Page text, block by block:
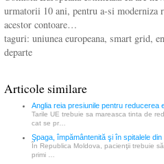
urmatorii 10 ani, pentru a-si moderniza
acestor contoare…
taguri: uniunea europeana, smart grid,
departe
Articole similare
Anglia reia presiunile pentru reducerea
Tarile UE trebuie sa mareasca tinta de
cat se pr…
Şpaga, împământenită şi în spitalele din
În Republica Moldova, pacienţii trebuie
primi …